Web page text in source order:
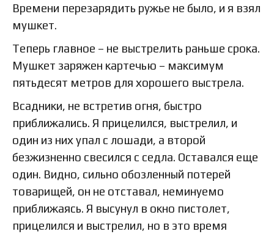
Времени перезарядить ружье не было, и я взял
мушкет.
Теперь главное – не выстрелить раньше срока.
Мушкет заряжен картечью – максимум
пятьдесят метров для хорошего выстрела.
Всадники, не встретив огня, быстро
приближались. Я прицелился, выстрелил, и
один из них упал с лошади, а второй
безжизненно свесился с седла. Оставался еще
один. Видно, сильно обозленный потерей
товарищей, он не отставал, неминуемо
приближаясь. Я высунул в окно пистолет,
прицелился и выстрелил, но в это время